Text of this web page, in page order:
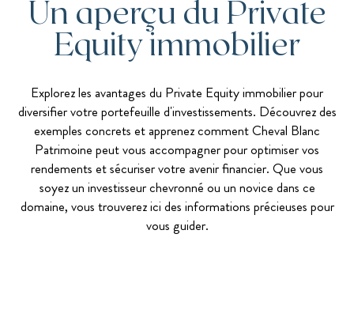
Un aperçu du Private
Equity immobilier
Explorez les avantages du Private Equity immobilier pour
diversifier votre portefeuille d'investissements. Découvrez des
exemples concrets et apprenez comment Cheval Blanc
Patrimoine peut vous accompagner pour optimiser vos
rendements et sécuriser votre avenir financier. Que vous
soyez un investisseur chevronné ou un novice dans ce
domaine, vous trouverez ici des informations précieuses pour
vous guider.